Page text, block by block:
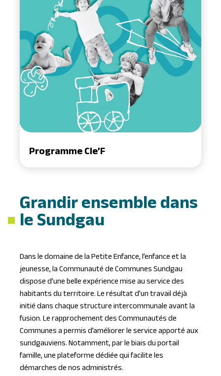
Programme Cle’F
Grandir ensemble dans
le Sundgau
Dans le domaine de la Petite Enfance, l’enfance et la
jeunesse, la Communauté de Communes Sundgau
dispose d’une belle expérience mise au service des
habitants du territoire. Le résultat d’un travail déjà
initié dans chaque structure intercommunale avant la
fusion. Le rapprochement des Communautés de
Communes a permis d’améliorer le service apporté aux
sundgauviens. Notamment, par le biais du portail
famille, une plateforme dédiée qui facilite les
démarches de nos administrés.